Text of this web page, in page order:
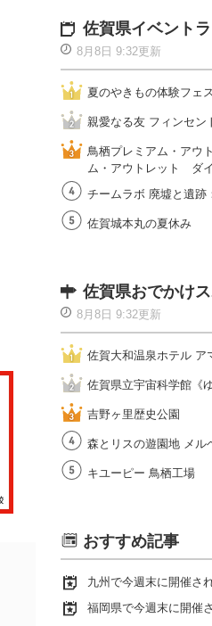
佐賀県イベント
8月8日 9:32更新
夏のやきもの体験フ
親愛なる友 フィンセン
鳥栖プレミアム・アウ
ム・アウトレット ダ
チームラボ 廃墟と遺跡
佐賀城本丸の夏休み
佐賀県おでかけ
8月8日 9:32更新
佐賀大和温泉ホテル ア
佐賀県立宇宙科学館《
吉野ヶ里歴史公園
森とリスの遊園地 メル
キユーピー 鳥栖工場
おすすめ記事
九州で今週末に開催さ
福岡県で今週末に開催